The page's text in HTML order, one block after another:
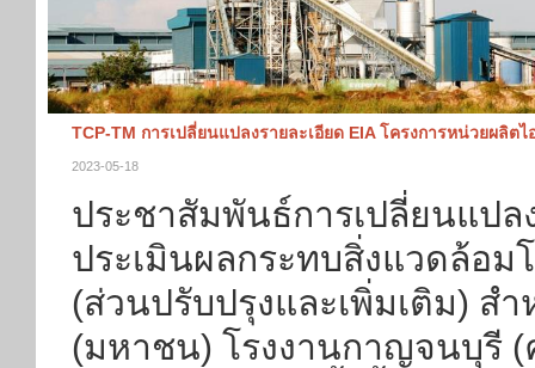
TCP-TM การเปลี่ยนแปลงรายละเอียด EIA โครงการหน่วยผลิ
2023-05-18
ประชาสัมพันธ์การเปลี่ยนแปล
ประเมินผลกระทบสิ่งแวดล้อ
(ส่วนปรับปรุงและเพิ่มเติม) ส
(มหาชน) โรงงานกาญจนบุรี (